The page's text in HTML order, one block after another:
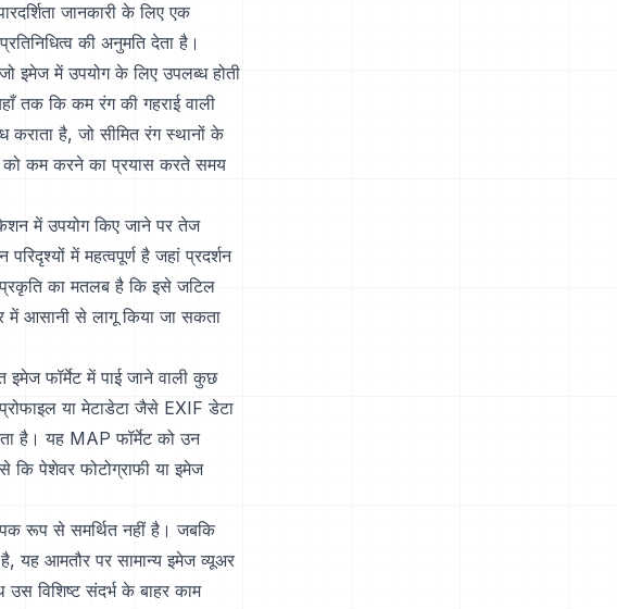
जानकारी के लिए एक
की अनुमति देता है।
इमेज में उपयोग के लिए उपलब्ध होती
तक कि कम रंग की गहराई वाली
है, जो सीमित रंग स्थानों के
को कम करने का प्रयास करते समय
में उपयोग किए जाने पर तेज
में महत्वपूर्ण है जहां प्रदर्शन
का मतलब है कि इसे जटिल
में आसानी से लागू किया जा सकता
फॉर्मेट में पाई जाने वाली कुछ
या मेटाडेटा जैसे EXIF डेटा
है। यह MAP फॉर्मेट को उन
पेशेवर फोटोग्राफी या इमेज
रूप से समर्थित नहीं है। जबकि
यह आमतौर पर सामान्य इमेज व्यूअर
विशिष्ट संदर्भ के बाहर काम